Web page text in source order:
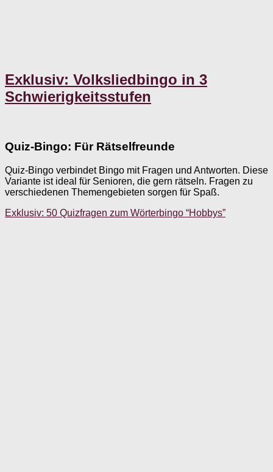
Exklusiv: Volksliedbingo in 3
Schwierigkeitsstufen
Quiz-Bingo: Für Rätselfreunde
Quiz-Bingo verbindet Bingo mit Fragen und Antworten. Diese
Variante ist ideal für Senioren, die gern rätseln. Fragen zu
verschiedenen Themengebieten sorgen für Spaß.
Exklusiv: 50 Quizfragen zum Wörterbingo “Hobbys”